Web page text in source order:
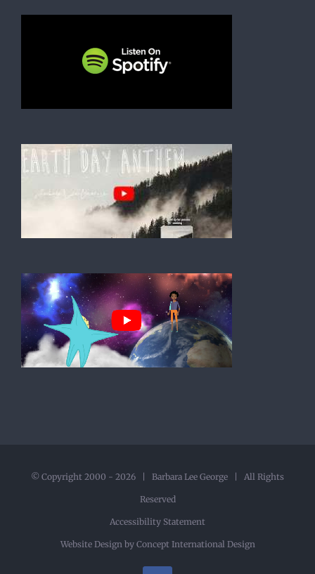
© Copyright 2000 - 2026 | Barbara Lee George | All Rights
Reserved
Accessibility Statement
Website Design byConcept International Design